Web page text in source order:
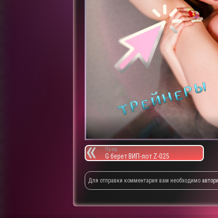
Пред.
G берет ВИП-лот Z-025
Для отправки комментария вам необходимо